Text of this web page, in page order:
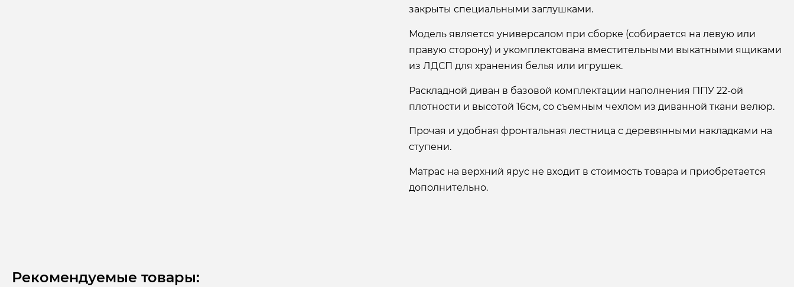
закрыты специальными заглушками.
Модель является универсалом при сборке (собирается на левую или
правую сторону) и укомплектована вместительными выкатными ящиками
из ЛДСП для хранения белья или игрушек.
Раскладной диван в базовой комплектации наполнения ППУ 22-ой
плотности и высотой 16см, со съемным чехлом из диванной ткани велюр.
Прочая и удобная фронтальная лестница с деревянными накладками на
ступени.
Матрас на верхний ярус не входит в стоимость товара и приобретается
дополнительно.
Рекомендуемые товары: